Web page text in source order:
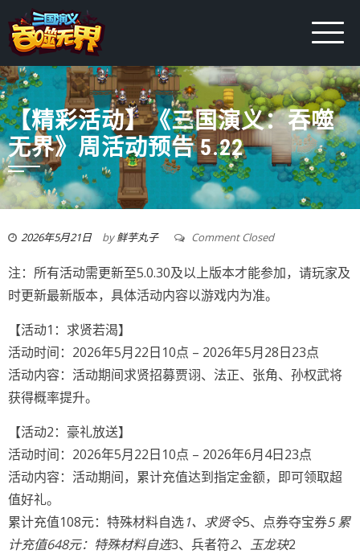
【精彩活动】《三国演义：吞噬
无界》周活动预告 5.22
2026年5月21日 by鲜芋丸子 Comment Closed
注：所有活动需更新至5.0.30及以上版本才能参加，请玩家及
时更新最新版本，具体活动内容以游戏内为准。
【活动1：求贤若渴】
活动时间：2026年5月22日10点 – 2026年5月28日23点
活动内容：活动期间求贤招募贾诩、法正、张角、孙权武将
获得概率提升。
【活动2：豪礼放送】
活动时间：2026年5月22日10点 – 2026年6月4日23点
活动内容：活动期间，累计充值达到指定金额，即可领取超
值好礼。
累计充值108元：特殊材料自选1、求贤令5、点券夺宝券5 累
计充值648元：特殊材料自选3、兵者符2、玉龙玦2